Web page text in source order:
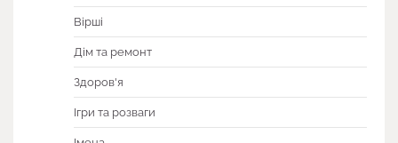
Вірші
Дім та ремонт
Здоров'я
Ігри та розваги